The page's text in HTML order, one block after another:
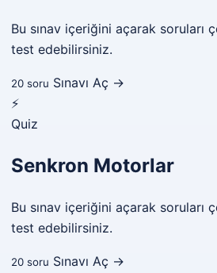
Bu sınav içeriğini açarak soruları
test edebilirsiniz.
20 soru Sınavı Aç →
⚡
Quiz
Senkron Motorlar
Bu sınav içeriğini açarak soruları
test edebilirsiniz.
20 soru Sınavı Aç →